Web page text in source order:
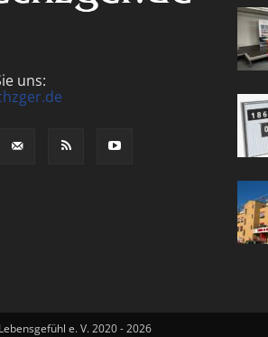
uns:
e. V. 2020 - 2026